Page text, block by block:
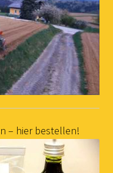
– hier bestellen!